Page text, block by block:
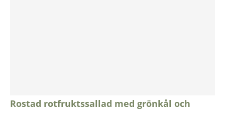
Rostad rotfruktssallad med grönkål och